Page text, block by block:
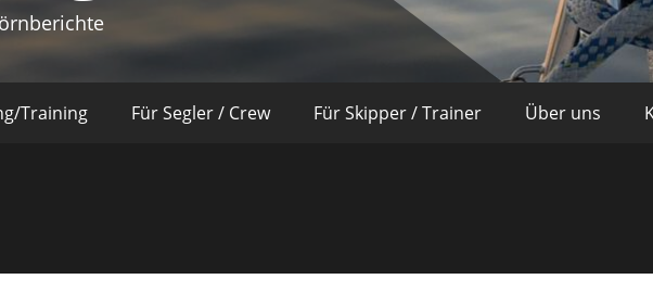
Training Für Segler / Crew Für Skipper / Trainer Über uns